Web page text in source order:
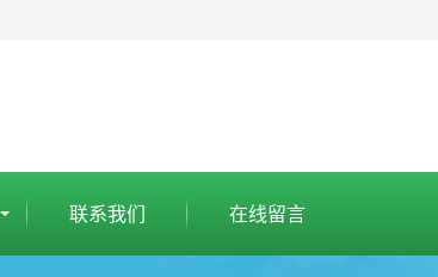
联系我们 在线留言